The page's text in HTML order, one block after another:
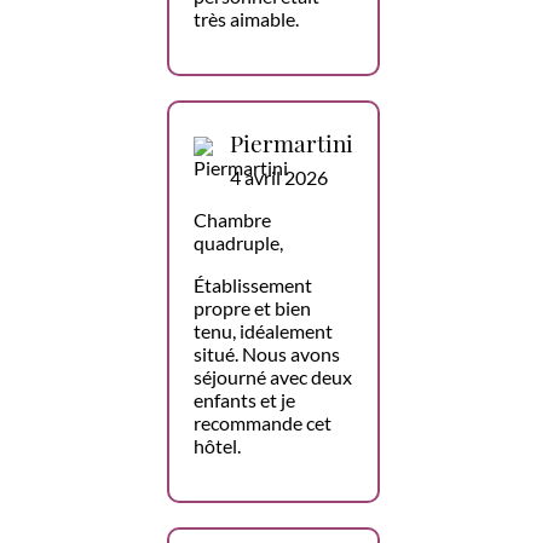
très aimable.
Piermartini
4 avril 2026
Chambre
quadruple,
Établissement
propre et bien
tenu, idéalement
situé. Nous avons
séjourné avec deux
enfants et je
recommande cet
hôtel.